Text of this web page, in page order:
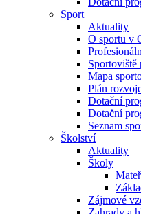
Sport
Aktuality
O sportu v
Sportoviště
Mapa
Plán
Dotační
Dotační
Seznam
Školství
Aktuality
Školy
Zájmové